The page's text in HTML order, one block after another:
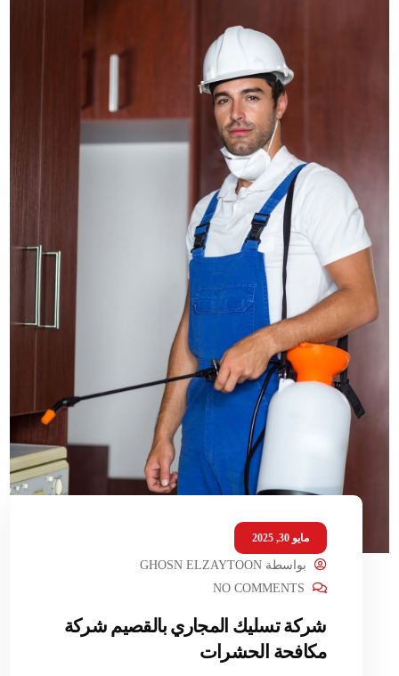
مايو 30, 2025
بواسطةGHOSN ELZAYTOON
NO COMMENTS
شركة تسليك المجاري بالقصيم شركة
مكافحة الحشرات